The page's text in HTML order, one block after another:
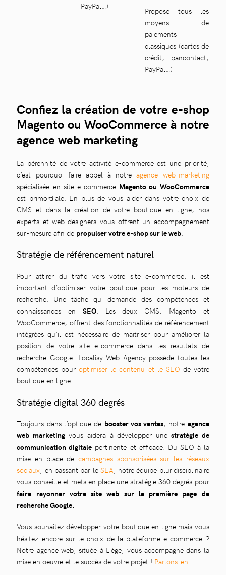
PayPal…)
Propose tous les
moyens de
paiements
classiques (cartes de
crédit, bancontact,
PayPal…)
Confiez la création de votre e-shop
Magento ou WooCommerce à notre
agence web marketing
La pérennité de votre activité e-commerce est une priorité,
c’est pourquoi faire appel à notreagence web-marketing
spécialisée en site e-commerce Magento ou WooCommerce
est primordiale. En plus de vous aider dans votre choix de
CMS et dans la création de votre boutique en ligne, nos
experts et web-designers vous offrent un accompagnement
sur-mesure afin de propulser votre e-shop sur le web.
Stratégie de référencement naturel
Pour attirer du trafic vers votre site e-commerce, il est
important d’optimiser votre boutique pour les moteurs de
recherche. Une tâche qui demande des compétences et
connaissances en SEO. Les deux CMS, Magento et
WooCommerce, offrent des fonctionnalités de référencement
intégrées qu’il est nécessaire de maitriser pour améliorer la
position de votre site e-commerce dans les resultats de
recherche Google. Localisy Web Agency possède toutes les
compétences pouroptimiser le contenu et le SEO de votre
boutique en ligne.
Stratégie digital 360 degrés
Toujours dans l’optique de booster vos ventes, notre agence
web marketingvous aidera à développer unestratégie de
communication digitale pertinente et efficace. Du SEO à la
mise en place de campagnes sponsorisées sur les réseaux
sociaux, en passant par le SEA, notre équipe pluridisciplinaire
vous conseille et mets en place une stratégie 360 degrés pour
faire rayonner votre site web sur la première page de
recherche Google.
Vous souhaitez développer votre boutique en ligne mais vous
hésitez encore sur le choix de la plateforme e-commerce ?
Notre agence web, située à Liège, vous accompagne dans la
mise en oeuvre et le succès de votre projet ! Parlons-en.